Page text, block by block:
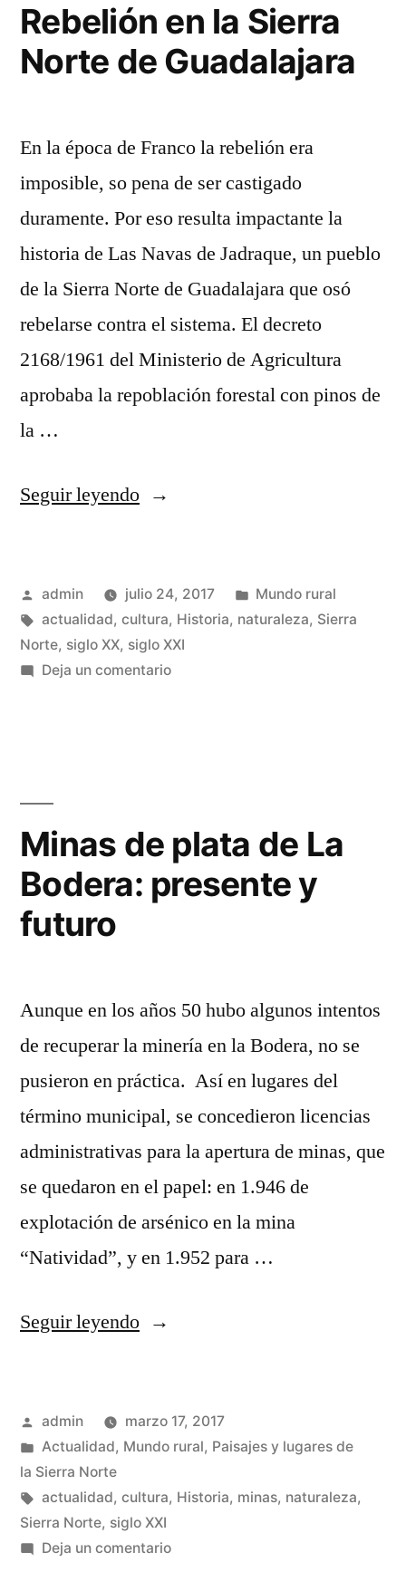
de
Guadalajara
Rebelión en la Sierra
Norte de Guadalajara
En la época de Franco la rebelión era
imposible, so pena de ser castigado
duramente. Por eso resulta impactante la
historia de Las Navas de Jadraque, un pueblo
de la Sierra Norte de Guadalajara que osó
rebelarse contra el sistema. El decreto
2168/1961 del Ministerio de Agricultura
aprobaba la repoblación forestal con pinos de
la …
Seguir leyendo«Rebelión
Sierra
Norte
de
Publicado
por
admin julio 24, 2017
Publicado
en
Mundo rural
Etiquetas:
actualidad, cultura, Historia, naturaleza, Sierra
Norte, siglo XX, siglo XXI
Deja un comentarioen
Guadalajara
Minas de plata de La
Bodera: presente y
futuro
Aunque en los años 50 hubo algunos intentos
de recuperar la minería en la Bodera, no se
pusieron en práctica. Así en lugares del
término municipal, se concedieron licencias
administrativas para la apertura de minas, que
se quedaron en el papel: en 1.946 de
explotación de arsénico en la mina
“Natividad”, y en 1.952 para …
Seguir leyendo«Minas
de
Bodera:
presente
Publicado
por
admin
marzo 17, 2017
Publicado
en
Actualidad, Mundo rural, Paisajes y lugares de
la Sierra Norte
Etiquetas:
actualidad, cultura, Historia, minas, naturaleza,
Sierra Norte, siglo XXI
Deja un comentarioen